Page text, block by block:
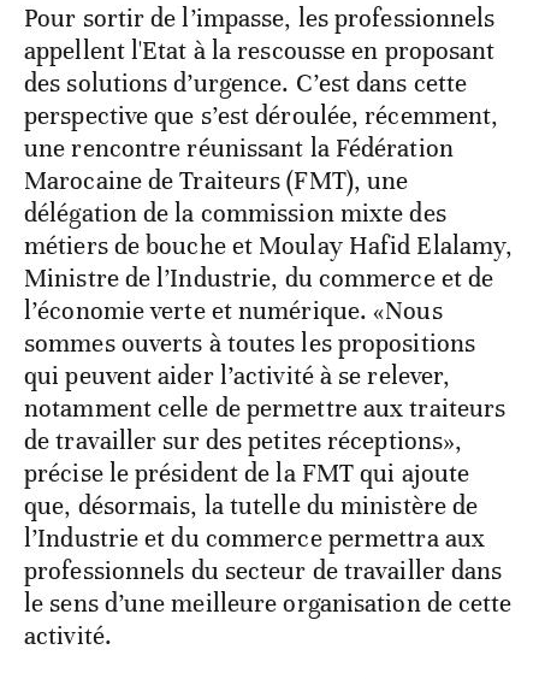
Pour sortir de l’impasse, les professionnels
appellent l'Etat à la rescousse en proposant
des solutions d’urgence. C’est dans cette
perspective que s’est déroulée, récemment,
une rencontre réunissant la Fédération
Marocaine de Traiteurs (FMT), une
délégation de la commission mixte des
métiers de bouche et Moulay Hafid Elalamy,
Ministre de l’Industrie, du commerce et de
l’économie verte et numérique. «Nous
sommes ouverts à toutes les propositions
qui peuvent aider l’activité à se relever,
notamment celle de permettre aux traiteurs
de travailler sur des petites réceptions»,
précise le président de la FMT qui ajoute
que, désormais, la tutelle du ministère de
l’Industrie et du commerce permettra aux
professionnels du secteur de travailler dans
le sens d’une meilleure organisation de cette
activité.